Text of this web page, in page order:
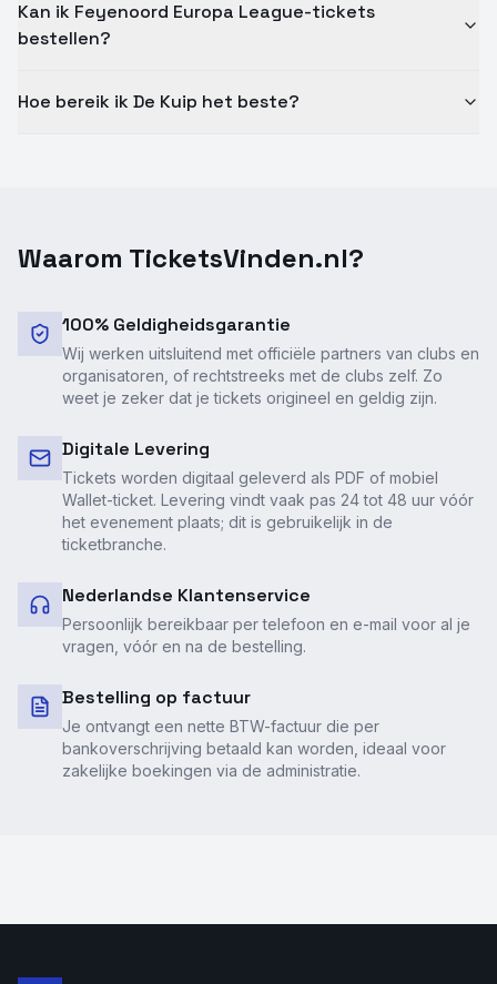
Kan ik Feyenoord Europa League-tickets
bestellen?
Hoe bereik ik De Kuip het beste?
Waarom TicketsVinden.nl?
100% Geldigheidsgarantie
Wij werken uitsluitend met officiële partners van clubs en
organisatoren, of rechtstreeks met de clubs zelf. Zo
weet je zeker dat je tickets origineel en geldig zijn.
Digitale Levering
Tickets worden digitaal geleverd als PDF of mobiel
Wallet-ticket. Levering vindt vaak pas 24 tot 48 uur vóór
het evenement plaats; dit is gebruikelijk in de
ticketbranche.
Nederlandse Klantenservice
Persoonlijk bereikbaar per telefoon en e-mail voor al je
vragen, vóór en na de bestelling.
Bestelling op factuur
Je ontvangt een nette BTW-factuur die per
bankoverschrijving betaald kan worden, ideaal voor
zakelijke boekingen via de administratie.